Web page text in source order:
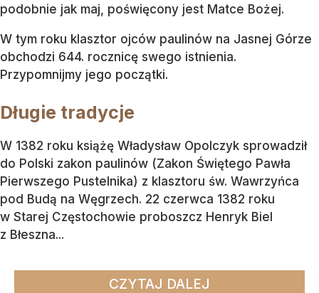
podobnie jak maj, poświęcony jest Matce Bożej.
W tym roku klasztor ojców paulinów na Jasnej Górze
obchodzi 644. rocznicę swego istnienia.
Przypomnijmy jego początki.
Długie tradycje
W 1382 roku książę Władysław Opolczyk sprowadził
do Polski zakon paulinów (Zakon Świętego Pawła
Pierwszego Pustelnika) z klasztoru św. Wawrzyńca
pod Budą na Węgrzech. 22 czerwca 1382 roku
w Starej Częstochowie proboszcz Henryk Biel
z Błeszna...
CZYTAJ DALEJ